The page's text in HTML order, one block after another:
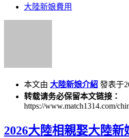
大陸新娘費用
本文由 大陸新娘介紹 發表于
转载请务必保留本文链接：
https://www.match1314.com/
2026大陸相親娶大陸新